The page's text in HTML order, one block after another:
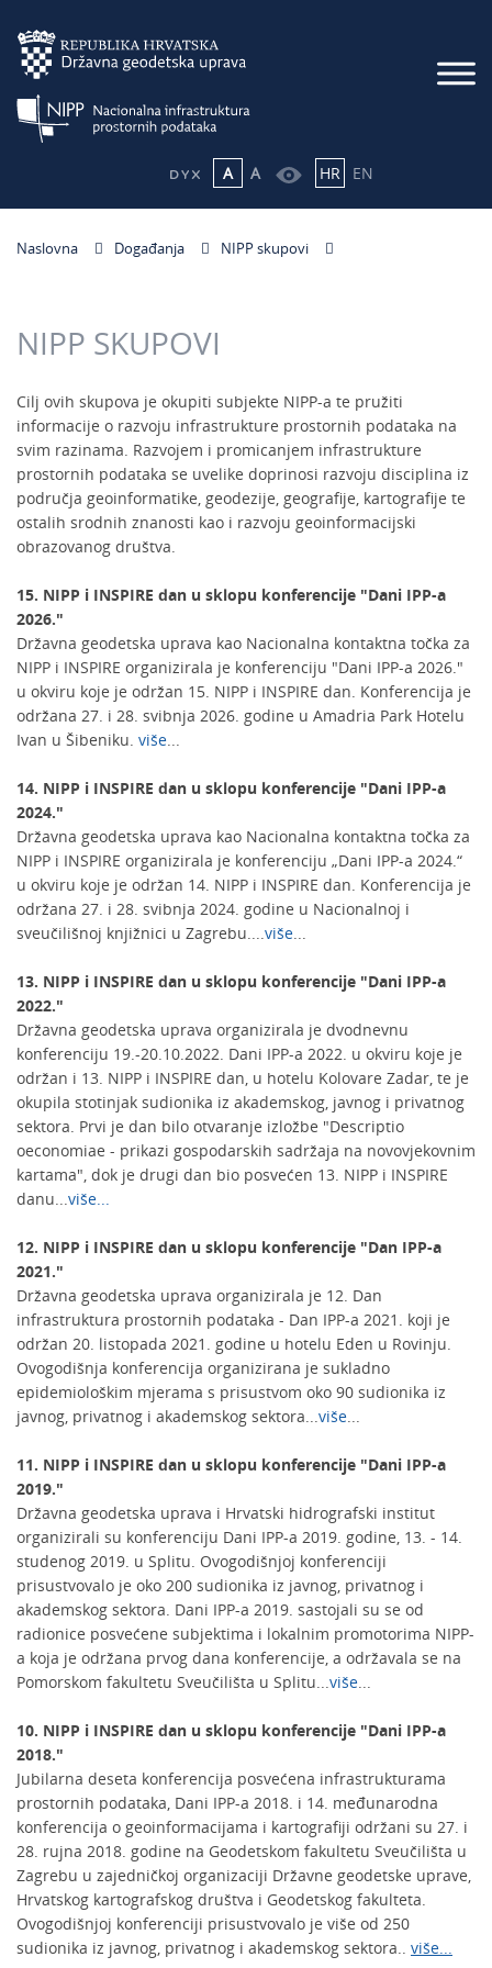
A A HR EN
Naslovna Događanja NIPP skupovi
NIPP SKUPOVI
Cilj ovih skupova je okupiti subjekte NIPP-a te pružiti
informacije o razvoju infrastrukture prostornih podataka na
svim razinama. Razvojem i promicanjem infrastrukture
prostornih podataka se uvelike doprinosi razvoju disciplina iz
područja geoinformatike, geodezije, geografije, kartografije te
ostalih srodnih znanosti kao i razvoju geoinformacijski
obrazovanog društva.
15. NIPP i INSPIRE dan u sklopu konferencije "Dani IPP-a
2026."
Državna geodetska uprava kao Nacionalna kontaktna točka za
NIPP i INSPIRE organizirala je konferenciju "Dani IPP-a 2026."
u okviru koje je održan 15. NIPP i INSPIRE dan. Konferencija je
održana 27. i 28. svibnja 2026. godine u Amadria Park Hotelu
Ivan u Šibeniku. više...
14. NIPP i INSPIRE dan u sklopu konferencije "Dani IPP-a
2024."
Državna geodetska uprava kao Nacionalna kontaktna točka za
NIPP i INSPIRE organizirala je konferenciju „Dani IPP-a 2024.“
u okviru koje je održan 14. NIPP i INSPIRE dan. Konferencija je
održana 27. i 28. svibnja 2024. godine u Nacionalnoj i
sveučilišnoj knjižnici u Zagrebu....više...
13. NIPP i INSPIRE dan u sklopu konferencije "Dani IPP-a
2022."
Državna geodetska uprava organizirala je dvodnevnu
konferenciju 19.-20.10.2022. Dani IPP-a 2022. u okviru koje je
održan i 13. NIPP i INSPIRE dan, u hotelu Kolovare Zadar, te je
okupila stotinjak sudionika iz akademskog, javnog i privatnog
sektora. Prvi je dan bilo otvaranje izložbe "Descriptio
oeconomiae - prikazi gospodarskih sadržaja na novovjekovnim
kartama", dok je drugi dan bio posvećen 13. NIPP i INSPIRE
danu...više...
12. NIPP i INSPIRE dan u sklopu konferencije "Dan IPP-a
2021."
Državna geodetska uprava organizirala je 12. Dan
infrastruktura prostornih podataka - Dan IPP-a 2021. koji je
održan 20. listopada 2021. godine u hotelu Eden u Rovinju.
Ovogodišnja konferencija organizirana je sukladno
epidemiološkim mjerama s prisustvom oko 90 sudionika iz
javnog, privatnog i akademskog sektora...više...
11. NIPP i INSPIRE dan u sklopu konferencije "Dani IPP-a
2019."
Državna geodetska uprava i Hrvatski hidrografski institut
organizirali su konferenciju Dani IPP-a 2019. godine, 13. - 14.
studenog 2019. u Splitu. Ovogodišnjoj konferenciji
prisustvovalo je oko 200 sudionika iz javnog, privatnog i
akademskog sektora. Dani IPP-a 2019. sastojali su se od
radionice posvećene subjektima i lokalnim promotorima NIPP-
a koja je održana prvog dana konferencije, a održavala se na
Pomorskom fakultetu Sveučilišta u Splitu...više...
10. NIPP i INSPIRE dan u sklopu konferencije "Dani IPP-a
2018."
Jubilarna deseta konferencija posvećena infrastrukturama
prostornih podataka, Dani IPP-a 2018. i 14. međunarodna
konferencija o geoinformacijama i kartografiji održani su 27. i
28. rujna 2018. godine na Geodetskom fakultetu Sveučilišta u
Zagrebu u zajedničkoj organizaciji Državne geodetske uprave,
Hrvatskog kartografskog društva i Geodetskog fakulteta.
Ovogodišnjoj konferenciji prisustvovalo je više od 250
sudionika iz javnog, privatnog i akademskog sektora.. više...